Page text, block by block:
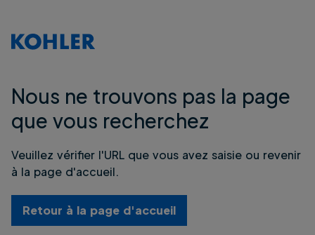
Nous ne trouvons pas la page
que vous recherchez
Veuillez vérifier l'URL que vous avez saisie ou revenir
à la page d'accueil.
Retour à la page d'accueil